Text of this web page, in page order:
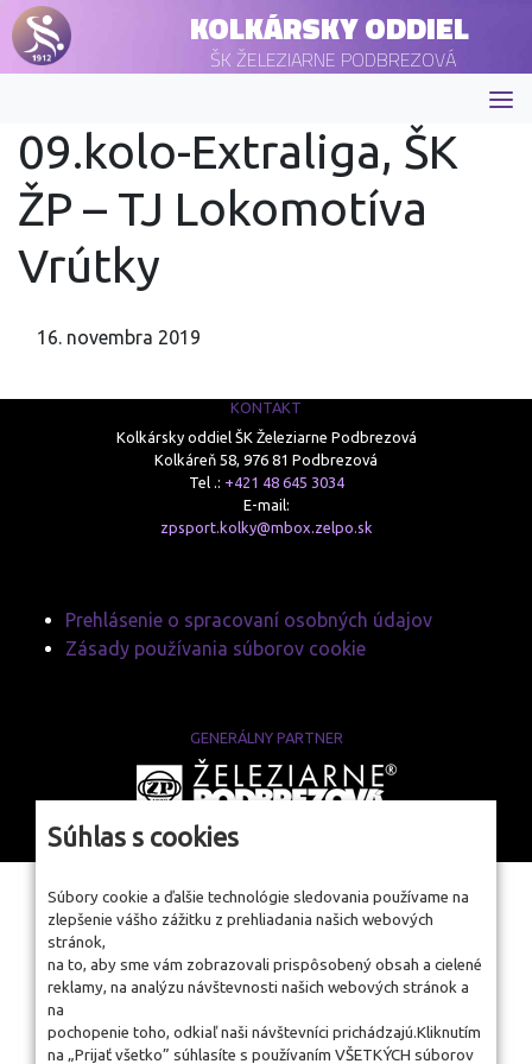
KOLKÁRSKY ODDIEL
ŠK ŽELEZIARNE PODBREZOVÁ
09.kolo-Extraliga, ŠK
ŽP – TJ Lokomotíva
Vrútky
16. novembra 2019
KONTAKT
Kolkársky oddiel ŠK Železiarne Podbrezová
Kolkáreň 58, 976 81 Podbrezová
Tel .: +421 48 645 3034
E-mail:
zpsport.kolky@mbox.zelpo.sk
Prehlásenie o spracovaní osobných údajov
Zásady používania súborov cookie
GENERÁLNY PARTNER
www.zelpo.sk
Súhlas s cookies
Súbory cookie a ďalšie technológie sledovania používame na
zlepšenie vášho zážitku z prehliadania našich webových
stránok,
na to, aby sme vám zobrazovali prispôsobený obsah a cielené
reklamy, na analýzu návštevnosti našich webových stránok a
na
pochopenie toho, odkiaľ naši návštevníci prichádzajú.Kliknutím
na „Prijať všetko” súhlasíte s používaním VŠETKÝCH súborov